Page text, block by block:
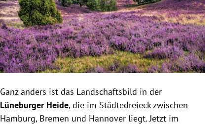
Ganz anders ist das Landschaftsbild in der
Lüneburger Heide, die im Städtedreieck zwischen
Hamburg, Bremen und Hannover liegt. Jetzt im